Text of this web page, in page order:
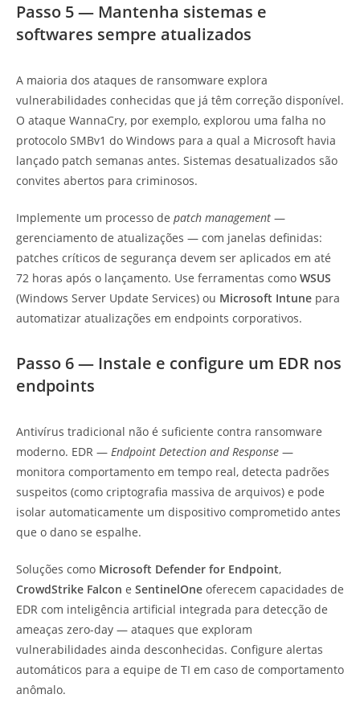
Passo 5 — Mantenha sistemas e
softwares sempre atualizados
A maioria dos ataques de ransomware explora
vulnerabilidades conhecidas que já têm correção disponível.
O ataque WannaCry, por exemplo, explorou uma falha no
protocolo SMBv1 do Windows para a qual a Microsoft havia
lançado patch semanas antes. Sistemas desatualizados são
convites abertos para criminosos.
Implemente um processo de patch management —
gerenciamento de atualizações — com janelas definidas:
patches críticos de segurança devem ser aplicados em até
72 horas após o lançamento. Use ferramentas como WSUS
(Windows Server Update Services) ou Microsoft Intune para
automatizar atualizações em endpoints corporativos.
Passo 6 — Instale e configure um EDR nos
endpoints
Antivírus tradicional não é suficiente contra ransomware
moderno. EDR — Endpoint Detection and Response —
monitora comportamento em tempo real, detecta padrões
suspeitos (como criptografia massiva de arquivos) e pode
isolar automaticamente um dispositivo comprometido antes
que o dano se espalhe.
Soluções como Microsoft Defender for Endpoint,
CrowdStrike Falcon e SentinelOne oferecem capacidades de
EDR com inteligência artificial integrada para detecção de
ameaças zero-day — ataques que exploram
vulnerabilidades ainda desconhecidas. Configure alertas
automáticos para a equipe de TI em caso de comportamento
anômalo.